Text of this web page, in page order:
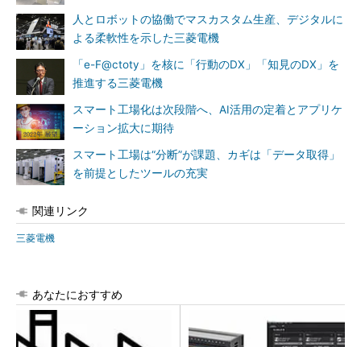
人とロボットの協働でマスカスタム生産、デジタルに
よる柔軟性を示した三菱電機
「e-F@ctoty」を核に「行動のDX」「知見のDX」を
推進する三菱電機
スマート工場化は次段階へ、AI活用の定着とアプリケ
ーション拡大に期待
スマート工場は“分断”が課題、カギは「データ取得」
を前提としたツールの充実
関連リンク
三菱電機
あなたにおすすめ